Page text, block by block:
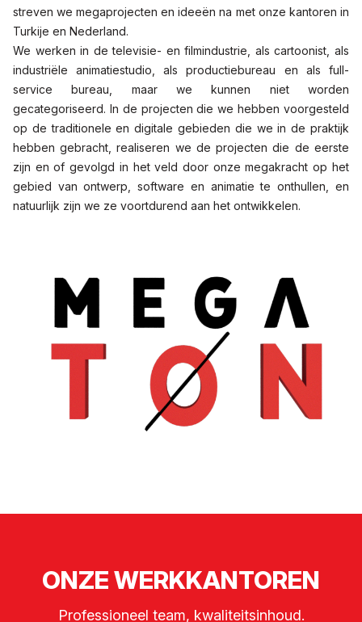
streven we megaprojecten en ideeën na met onze kantoren in
Turkije en Nederland.
We werken in de televisie- en filmindustrie, als cartoonist, als
industriële animatiestudio, als productiebureau en als full-
service bureau, maar we kunnen niet worden
gecategoriseerd. In de projecten die we hebben voorgesteld
op de traditionele en digitale gebieden die we in de praktijk
hebben gebracht, realiseren we de projecten die de eerste
zijn en of gevolgd in het veld door onze megakracht op het
gebied van ontwerp, software en animatie te onthullen, en
natuurlijk zijn we ze voortdurend aan het ontwikkelen.
ONZE WERKKANTOREN
Professioneel team, kwaliteitsinhoud.